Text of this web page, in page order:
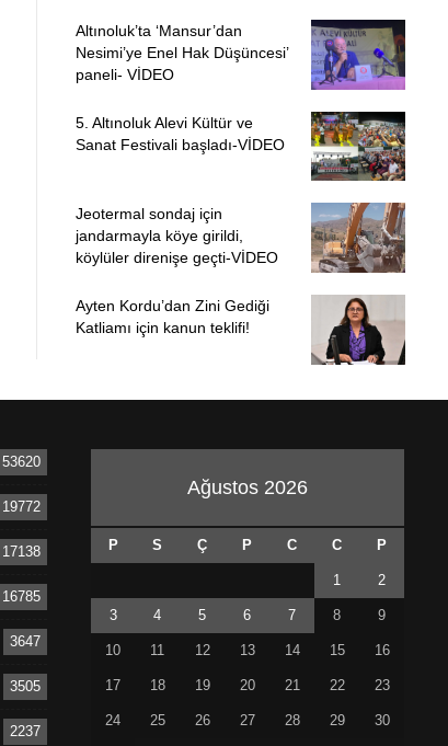
Altınoluk’ta ‘Mansur’dan
Nesimi’ye Enel Hak Düşüncesi’
paneli- VİDEO
5. Altınoluk Alevi Kültür ve
Sanat Festivali başladı-VİDEO
Jeotermal sondaj için
jandarmayla köye girildi,
köylüler direnişe geçti-VİDEO
Ayten Kordu’dan Zini Gediği
Katliamı için kanun teklifi!
53620
19772
17138
16785
3647
3505
2237
Ağustos 2026
P S Ç P C C P
1 2
3 4 5 6 7 8 9
10 11 12 13 14 15 16
17 18 19 20 21 22 23
24 25 26 27 28 29 30